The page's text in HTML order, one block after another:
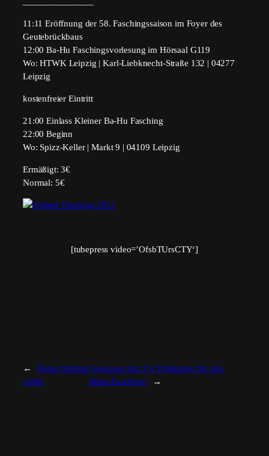
11:11 Eröffnung der 58. Faschingssaison im Foyer des
Geutebrückbaus
12:00 Ba-Hu Faschingsvorlesung im Hörsaal G119
Wo: HTWK Leipzig | Karl-Liebknecht-Straße 132 | 04277
Leipzig
kostenfreier Eintritt
21:00 Einlass Kleiner Ba-Hu Fasching
22:00 Beginn
Wo: Spizz-Keller | Markt 9 | 04109 Leipzig
Ermäßigt: 3€
Normal: 5€
[tubepress video=’OfsbTUrsCTY‘]
←
Deine Stimme
zählt!
Gewinner der 3×2 Freikarten für den
Bahu-Fasching!
→